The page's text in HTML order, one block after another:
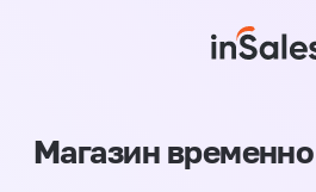
Магазин